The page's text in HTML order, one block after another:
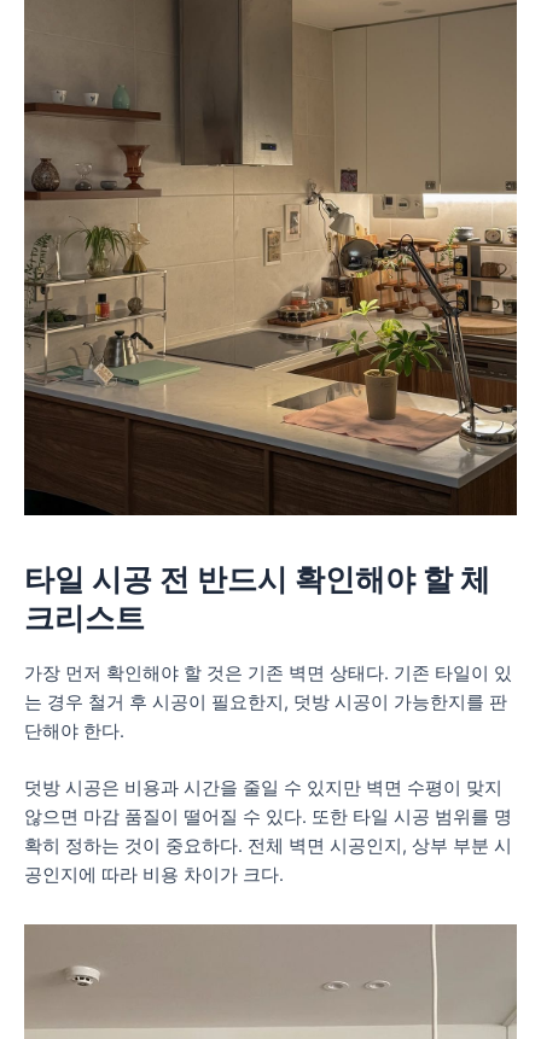
타일 시공 전 반드시 확인해야 할 체
크리스트
가장 먼저 확인해야 할 것은 기존 벽면 상태다. 기존 타일이 있
는 경우 철거 후 시공이 필요한지, 덧방 시공이 가능한지를 판
단해야 한다.
덧방 시공은 비용과 시간을 줄일 수 있지만 벽면 수평이 맞지
않으면 마감 품질이 떨어질 수 있다. 또한 타일 시공 범위를 명
확히 정하는 것이 중요하다. 전체 벽면 시공인지, 상부 부분 시
공인지에 따라 비용 차이가 크다.